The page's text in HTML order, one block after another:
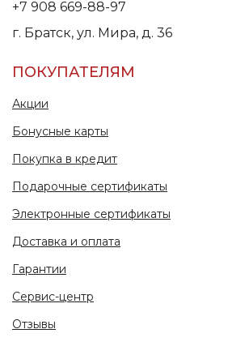
+7 908 669-88-97
г. Братск, ул. Мира, д. 36
ПОКУПАТЕЛЯМ
Акции
Бонусные карты
Покупка в кредит
Подарочные сертификаты
Электронные сертификаты
Доставка и оплата
Гарантии
Сервис-центр
Отзывы